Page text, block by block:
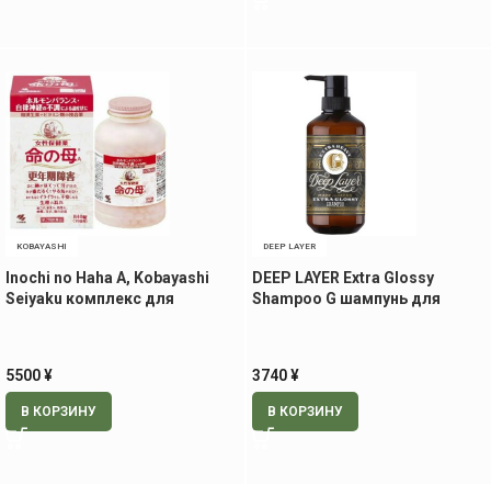
KOBAYASHI
Inochi no Haha A, Kobayashi
Seiyaku комплекс для
5500¥
В КОРЗИНУ
DEEP LAYER
DEEP LAYER Extra Glossy
Shampoo G шампунь для
3740¥
В КОРЗИНУ